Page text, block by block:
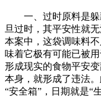
一、过时原料是躲
旦过时，其平安性就
本案中，这袋调味料
味着它极有可能已被
形成现实的食物平安
本身，就形成了违法
“安全箱”，日期就是“